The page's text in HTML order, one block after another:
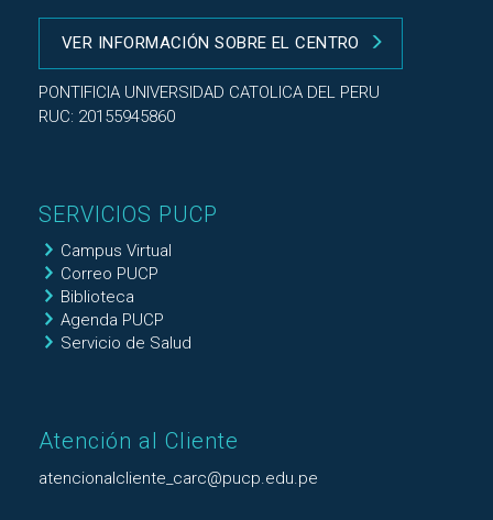
VER INFORMACIÓN SOBRE EL CENTRO
PONTIFICIA UNIVERSIDAD CATOLICA DEL PERU
RUC: 20155945860
SERVICIOS PUCP
Campus Virtual
Correo PUCP
Biblioteca
Agenda PUCP
Servicio de Salud
Atención al Cliente
atencionalcliente_carc@pucp.edu.pe